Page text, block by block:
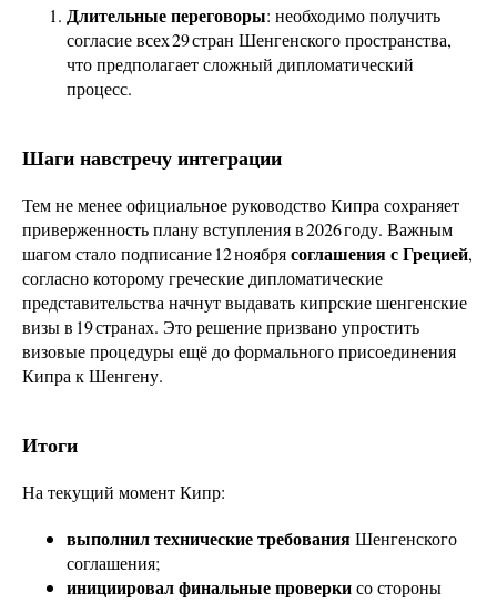
Длительные переговоры: необходимо получить
согласие всех 29 стран Шенгенского пространства,
что предполагает сложный дипломатический
процесс.
Шаги навстречу интеграции
Тем не менее официальное руководство Кипра сохраняет
приверженность плану вступления в 2026 году. Важным
шагом стало подписание 12 ноябрясоглашения с Грецией,
согласно которому греческие дипломатические
представительства начнут выдавать кипрские шенгенские
визы в 19 странах. Это решение призвано упростить
визовые процедуры ещё до формального присоединения
Кипра к Шенгену.
Итоги
На текущий момент Кипр:
выполнил технические требованияШенгенского
соглашения;
инициировал финальные проверкисо стороны